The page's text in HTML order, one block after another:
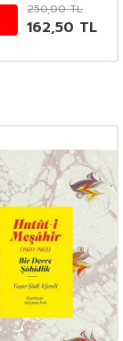
250,00TL
162,50 TL